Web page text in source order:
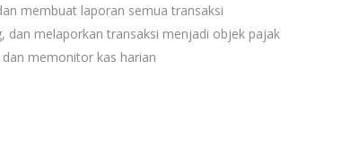
membuat laporan semua transaksi
dan melaporkan transaksi menjadi objek pajak
memonitor kas harian​